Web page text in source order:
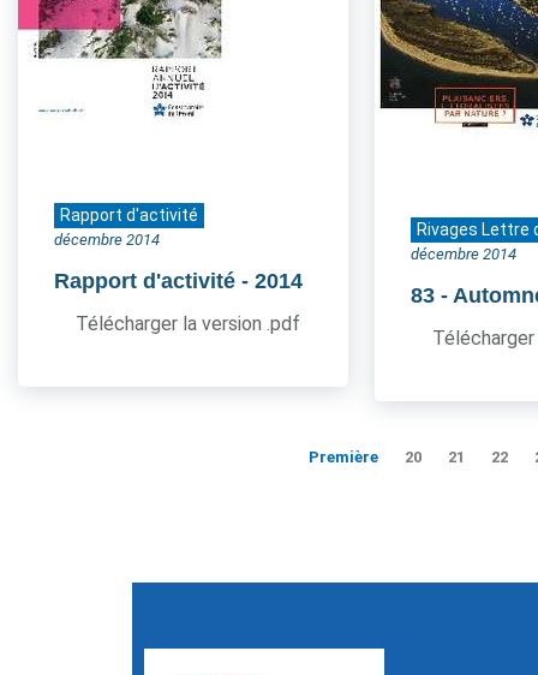
Rapport d'activité
décembre 2014
Rapport d'activité - 2014
Télécharger la version .pdf
Rivages Lettre
décembre 2014
83 -
Première 20 21 22